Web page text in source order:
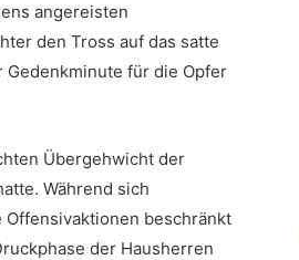
angereisten
den Tross auf das satte
für die Opfer
Übergehwicht der
Während sich
beschränkt
der Hausherren